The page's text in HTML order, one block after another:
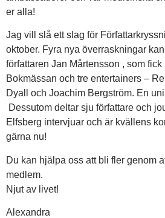
er alla!
Jag vill slå ett slag för
oktober. Fyra nya överraskningar
författaren Jan Mårtensson , som
Bokmässan och tre entertainers –
Dyall och Joachim Bergström. En
Dessutom deltar sju författare och
Elfsberg intervjuar och är kvällens
gärna nu!
Du kan hjälpa oss att bli fler genom
medlem.
Njut av livet!
Alexandra